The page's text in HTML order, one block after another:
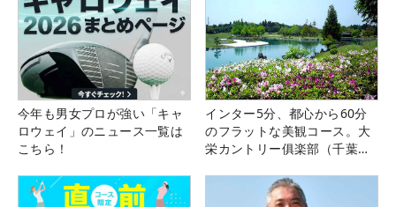
今年も男女プロが強い「キャ
ロウェイ」のニュース一覧は
こちら！
インター5分、都心から60分
のフラットな美観コース。大
栄カントリー俱楽部（千葉